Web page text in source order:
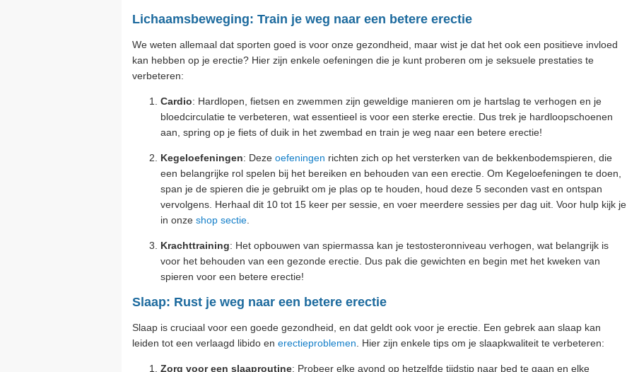
Lichaamsbeweging: Train je weg naar een betere erectie
We weten allemaal dat sporten goed is voor onze gezondheid, maar wist je dat het ook een positieve invloed
kan hebben op je erectie? Hier zijn enkele oefeningen die je kunt proberen om je seksuele prestaties te
verbeteren:
Cardio: Hardlopen, fietsen en zwemmen zijn geweldige manieren om je hartslag te verhogen en je
bloedcirculatie te verbeteren, wat essentieel is voor een sterke erectie. Dus trek je hardloopschoenen
aan, spring op je fiets of duik in het zwembad en train je weg naar een betere erectie!
Kegeloefeningen: Deze oefeningen richten zich op het versterken van de bekkenbodemspieren, die
een belangrijke rol spelen bij het bereiken en behouden van een erectie. Om Kegeloefeningen te doen,
span je de spieren die je gebruikt om je plas op te houden, houd deze 5 seconden vast en ontspan
vervolgens. Herhaal dit 10 tot 15 keer per sessie, en voer meerdere sessies per dag uit. Voor hulp kijk je
in onze shop sectie.
Krachttraining: Het opbouwen van spiermassa kan je testosteronniveau verhogen, wat belangrijk is
voor het behouden van een gezonde erectie. Dus pak die gewichten en begin met het kweken van
spieren voor een betere erectie!
Slaap: Rust je weg naar een betere erectie
Slaap is cruciaal voor een goede gezondheid, en dat geldt ook voor je erectie. Een gebrek aan slaap kan
leiden tot een verlaagd libido en erectieproblemen . Hier zijn enkele tips om je slaapkwaliteit te verbeteren:
Zorg voor een slaaproutine: Probeer elke avond op hetzelfde tijdstip naar bed te gaan en elke